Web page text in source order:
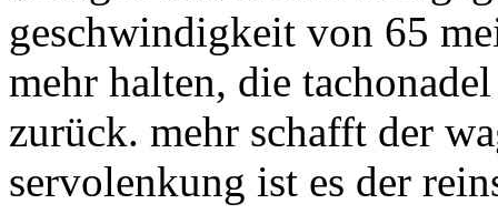
geschwindigkeit von 65
mehr halten, die
zurück. mehr schafft der
servolenkung ist es der